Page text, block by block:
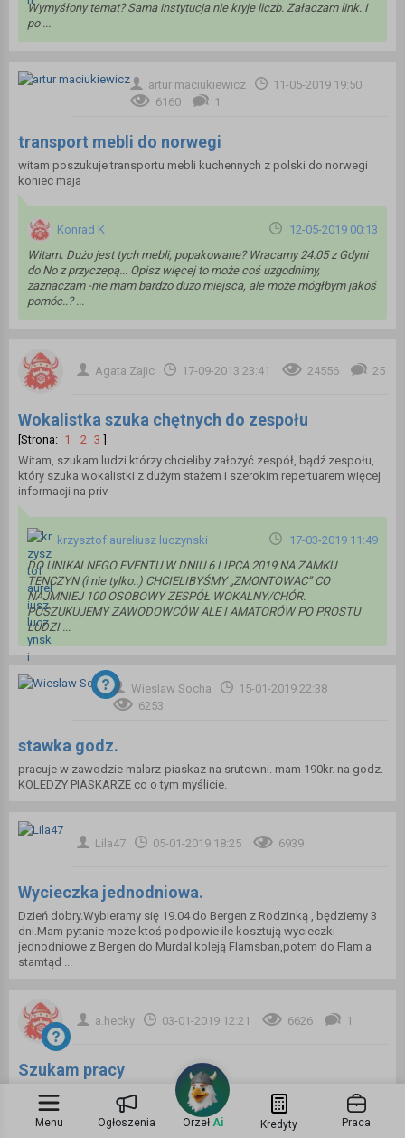
Wymyśłony temat? Sama instytucja nie kryje liczb. Załaczam link. I
po ...
artur maciukiewicz
11-05-2019 19:50
6160
1
transport mebli do norwegi
witam poszukuje transportu mebli kuchennych z polski do norwegi
koniec maja
Konrad K
12-05-2019 00:13
Witam. Dużo jest tych mebli, popakowane? Wracamy 24.05 z Gdyni
do No z przyczepą... Opisz więcej to może coś uzgodnimy,
zaznaczam -nie mam bardzo dużo miejsca, ale może mógłbym jakoś
pomóc..? ...
Agata Zajic 17-09-2013 23:41 24556 25
Wokalistka szuka chętnych do zespołu
[Strona: 1 2 3
Witam, szukam ludzi którzy chcieliby założyć zespół, bądź zespołu,
który szuka wokalistki z dużym stażem i szerokim repertuarem więcej
informacji na priv
krzysztof aureliusz luczynski
17-03-2019 11:49
DO UNIKALNEGO EVENTU W DNIU 6 LIPCA 2019 NA ZAMKU
TENCZYN (i nie tylko..) CHCIELIBYŚMY „ZMONTOWAC” CO
NAJMNIEJ 100 OSOBOWY ZESPÓŁ WOKALNY/CHÓR.
POSZUKUJEMY ZAWODOWCÓW ALE I AMATORÓW PO PROSTU
LUDZI ...
Wieslaw Socha
15-01-2019 22:38
6253
stawka godz.
pracuje w zawodzie malarz-piaskaz na srutowni. mam 190kr. na godz.
KOLEDZY PIASKARZE co o tym myślicie.
Lila47 05-01-2019 18:25 6939
Wycieczka jednodniowa.
Dzień dobry.Wybieramy się 19.04 do Bergen z Rodzinką , będziemy 3
dni.Mam pytanie może ktoś podpowie ile kosztują wycieczki
jednodniowe z Bergen do Murdal koleją Flamsban,potem do Flam a
stamtąd ...
a.hecky 03-01-2019 12:21 6626 1
Szukam pracy
Witam , szukam pracy od połowy stycznia w Bergen. Interesuje mnie
praca jako sprzątaczka lub pokojówka Jeżyk angielski dobry.
Menu Ogłoszenia Orzeł Ai Kredyty Praca